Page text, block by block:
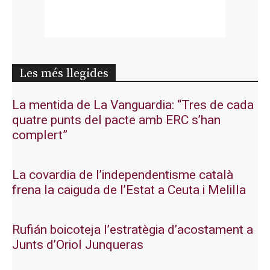
Les més llegides
La mentida de La Vanguardia: “Tres de cada
quatre punts del pacte amb ERC s’han
complert”
La covardia de l’independentisme català
frena la caiguda de l’Estat a Ceuta i Melilla
Rufián boicoteja l’estratègia d’acostament a
Junts d’Oriol Junqueras